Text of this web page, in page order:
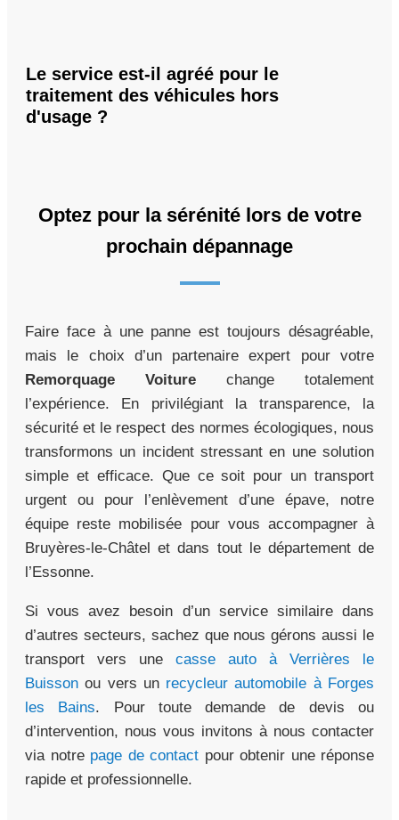
Le service est-il agréé pour le
traitement des véhicules hors
d'usage ?
Optez pour la sérénité lors de votre
prochain dépannage
Faire face à une panne est toujours désagréable,
mais le choix d’un partenaire expert pour votre
Remorquage Voiture change totalement
l’expérience. En privilégiant la transparence, la
sécurité et le respect des normes écologiques, nous
transformons un incident stressant en une solution
simple et efficace. Que ce soit pour un transport
urgent ou pour l’enlèvement d’une épave, notre
équipe reste mobilisée pour vous accompagner à
Bruyères-le-Châtel et dans tout le département de
l’Essonne.
Si vous avez besoin d’un service similaire dans
d’autres secteurs, sachez que nous gérons aussi le
transport vers une casse auto à Verrières le
Buisson ou vers un recycleur automobile à Forges
les Bains. Pour toute demande de devis ou
d’intervention, nous vous invitons à nous contacter
via notre page de contact pour obtenir une réponse
rapide et professionnelle.